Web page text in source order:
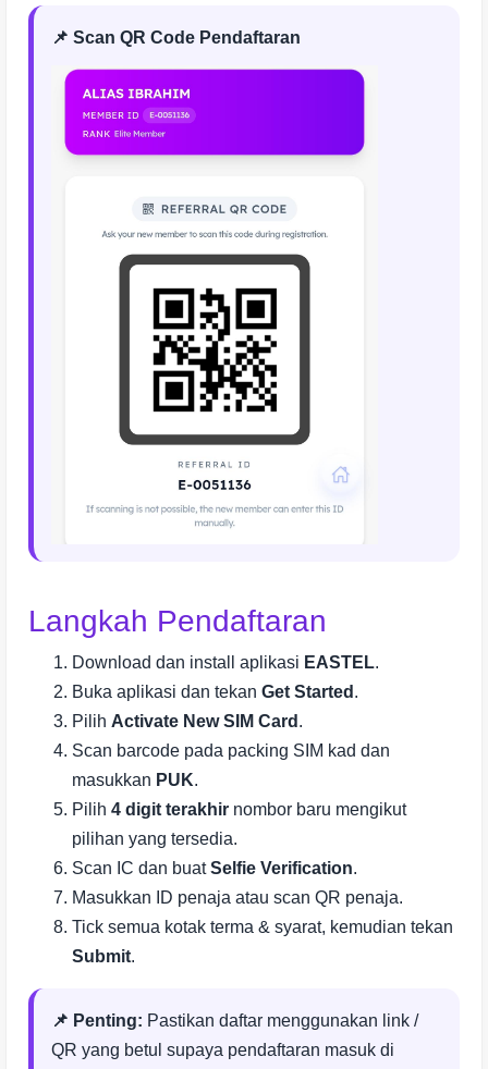
📌 Scan QR Code Pendaftaran
Langkah Pendaftaran
Download dan install aplikasi EASTEL.
Buka aplikasi dan tekan Get Started .
Pilih Activate New SIM Card .
Scan barcode pada packing SIM kad dan
masukkan PUK.
Pilih 4 digit terakhir nombor baru mengikut
pilihan yang tersedia.
Scan IC dan buatSelfie Verification.
Masukkan ID penaja atau scan QR penaja.
Tick semua kotak terma & syarat, kemudian tekan
Submit.
📌 Penting: Pastikan daftar menggunakan link /
QR yang betul supaya pendaftaran masuk di